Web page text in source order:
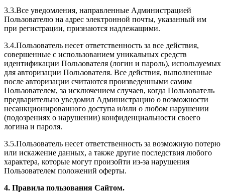
3.3.Все уведомления, направленные Администрацией
Пользователю на адрес электронной почты, указанный им
при регистрации, признаются надлежащими.
3.4.Пользователь несет ответственность за все действия,
совершенные с использованием уникальных средств
идентификации Пользователя (логин и пароль), используемых
для авторизации Пользователя. Все действия, выполненные
после авторизации считаются произведенными самим
Пользователем, за исключением случаев, когда Пользователь
предварительно уведомил Администрацию о возможности
несанкционированного доступа и/или о любом нарушении
(подозрениях о нарушении) конфиденциальности своего
логина и пароля.
3.5.Пользователь несет ответственность за возможную потерю
или искажение данных, а также другие последствия любого
характера, которые могут произойти из-за нарушения
Пользователем положений оферты.
4. Правила пользования Сайтом.